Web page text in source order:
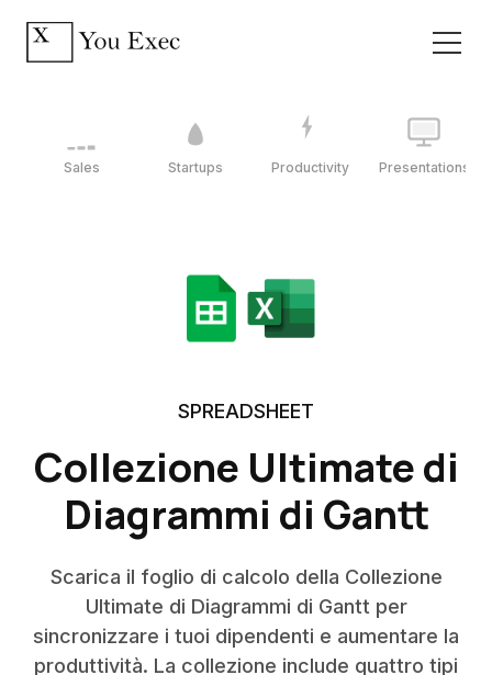
Sales Startups Productivity Presentations
SPREADSHEET
Collezione Ultimate di
Diagrammi di Gantt
Scarica il foglio di calcolo della Collezione
Ultimate di Diagrammi di Gantt per
sincronizzare i tuoi dipendenti e aumentare la
produttività. La collezione include quattro tipi